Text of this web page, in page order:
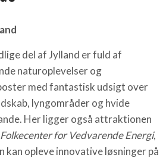
del af Jylland er fuld af
naturoplevelser og
med fantastisk udsigt over
lyngområder og hvide
Her ligger også attraktionen
for Vedvarende Energi,
kan opleve innovative løsninger på